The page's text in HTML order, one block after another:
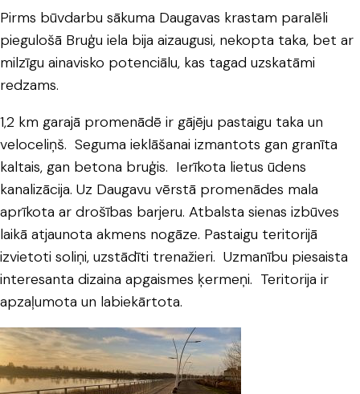
Pirms būvdarbu sākuma Daugavas krastam paralēli
piegulošā Bruģu iela bija aizaugusi, nekopta taka, bet ar
milzīgu ainavisko potenciālu, kas tagad uzskatāmi
redzams.
1,2 km garajā promenādē ir gājēju pastaigu taka un
veloceliņš. Seguma ieklāšanai izmantots gan granīta
kaltais, gan betona bruģis. Ierīkota lietus ūdens
kanalizācija. Uz Daugavu vērstā promenādes mala
aprīkota ar drošības barjeru. Atbalsta sienas izbūves
laikā atjaunota akmens nogāze. Pastaigu teritorijā
izvietoti soliņi, uzstādīti trenažieri. Uzmanību piesaista
interesanta dizaina apgaismes ķermeņi. Teritorija ir
apzaļumota un labiekārtota.